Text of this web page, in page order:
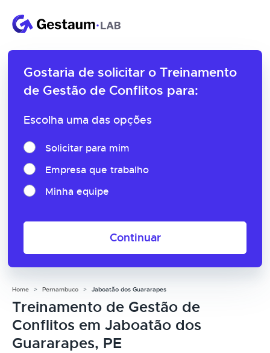
Gostaria de solicitar o Treinamento
de Gestão de Conflitos para:
Escolha uma das opções
Solicitar para mim
Empresa que trabalho
Minha equipe
Continuar
Home Pernambuco Jaboatão dos Guararapes
Treinamento de Gestão de
Conflitos em Jaboatão dos
Guararapes, PE